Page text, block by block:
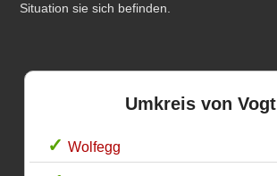
Situation sie sich befinden.
Umkreis von Vogt
Wolfegg